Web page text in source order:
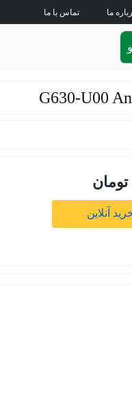
ما تماس با ما
تومان
آنلاین